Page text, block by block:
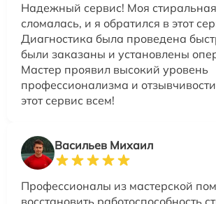
Надежный сервис! Моя
сломалась, и я обратился в этот
Диагностика была проведена
были заказаны и установлены
Мастер проявил высокий уровень
профессионализма и
этот сервис всем!
Васильев Михаил
Профессионалы из мастерской